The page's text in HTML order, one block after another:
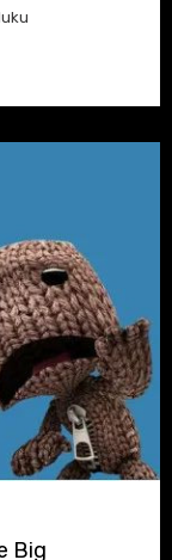
Big